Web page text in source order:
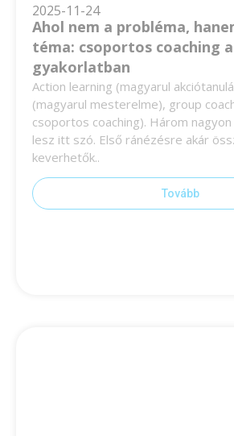
2025-11-24
Ahol nem a probléma,
téma: csoportos coaching a
gyakorlatban
Action learning (magyarul
(magyarul mesterelme), group
csoportos coaching). Három
lesz itt szó. Első ránézésre akár
keverhetők..
Tovább